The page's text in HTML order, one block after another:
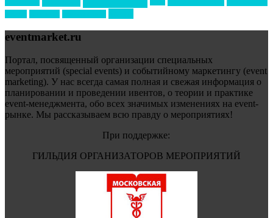
eventmarket.ru
Портал, посвященный организации специальных
мероприятий (special events) и событийному маркетингу (event
marketing). У нас всегда самая полная и свежая информация о
планировании и проведении ивентов, о теории и практике
event-менеджмента, обо всех значимых изменениях на event-
рынке. Мы рассказываем всю правду о мероприятиях!
При поддержке:
ГИЛЬДИЯ ОРГАНИЗАТОРОВ МЕРОПРИЯТИЙ